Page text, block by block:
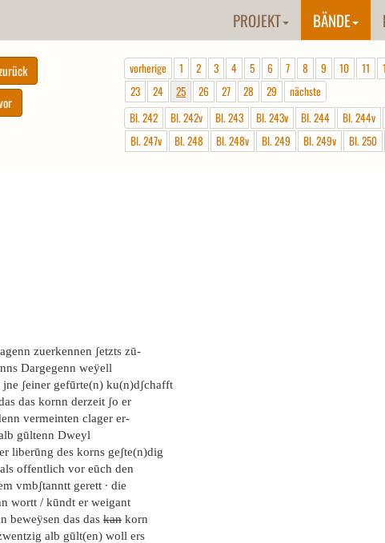
PROJEKT BÄNDE
vorherige 1 2 3 4 5 6 7 8 9 10 11
23
24 25 26 27 28 29
nächste
Bl. 242
Bl. 242v Bl. 243 Bl. 243v Bl. 244 Bl. 244v
Bl. 247v
Bl. 248 Bl. 248v Bl. 249 Bl. 249v Bl. 250
zuerkennen ʃetzts zū-
Dargegenn weÿell
jne ʃeiner gefūrte(n) ku(n)dʃchafft
das kornn derzeit ʃo er
vermeinten clager er-
gūltenn Dweyl
liberūng des korns geʃte(n)dig
offentlich vor eūch den
vmbʃtanntt gerett · die
wortt / kūndt er weigant
beweÿsen das das kan korn
alb gūlt(en) woll ers